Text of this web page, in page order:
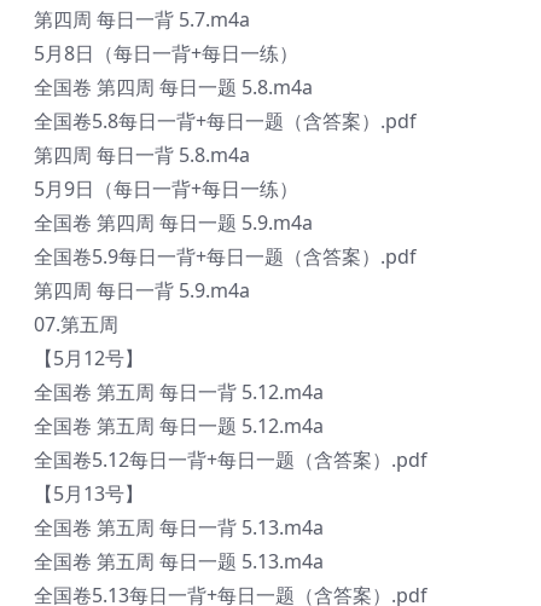
第四周 每日一背 5.7.m4a
5月8日（每日一背+每日一练）
全国卷 第四周 每日一题 5.8.m4a
全国卷5.8每日一背+每日一题（含答案）.pdf
第四周 每日一背 5.8.m4a
5月9日（每日一背+每日一练）
全国卷 第四周 每日一题 5.9.m4a
全国卷5.9每日一背+每日一题（含答案）.pdf
第四周 每日一背 5.9.m4a
07.第五周
【5月12号】
全国卷 第五周 每日一背 5.12.m4a
全国卷 第五周 每日一题 5.12.m4a
全国卷5.12每日一背+每日一题（含答案）.pdf
【5月13号】
全国卷 第五周 每日一背 5.13.m4a
全国卷 第五周 每日一题 5.13.m4a
全国卷5.13每日一背+每日一题（含答案）.pdf